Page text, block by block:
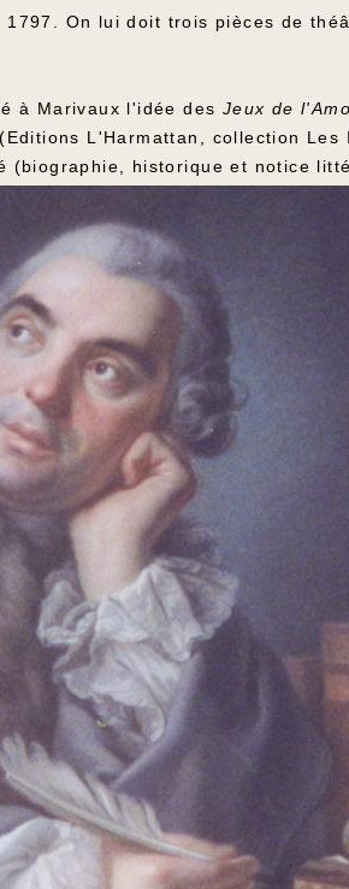
On lui doit trois pièces de
à Marivaux l'idée des Jeux de
L'Harmattan, collection Les
(biographie, historique et notice